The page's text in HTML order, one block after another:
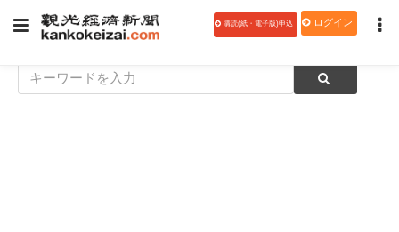
購読(紙・電子版)申込 ログイン